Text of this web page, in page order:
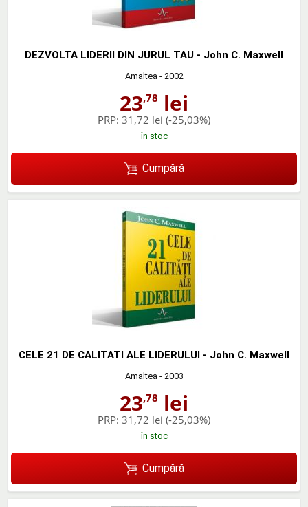
DEZVOLTA LIDERII DIN JURUL TAU - John C. Maxwell
Amaltea - 2002
23,78 lei
PRP: 31,72 lei (-25,03%)
în stoc
Cumpără
CELE 21 DE CALITATI ALE LIDERULUI - John C. Maxwell
Amaltea - 2003
23,78 lei
PRP: 31,72 lei (-25,03%)
în stoc
Cumpără